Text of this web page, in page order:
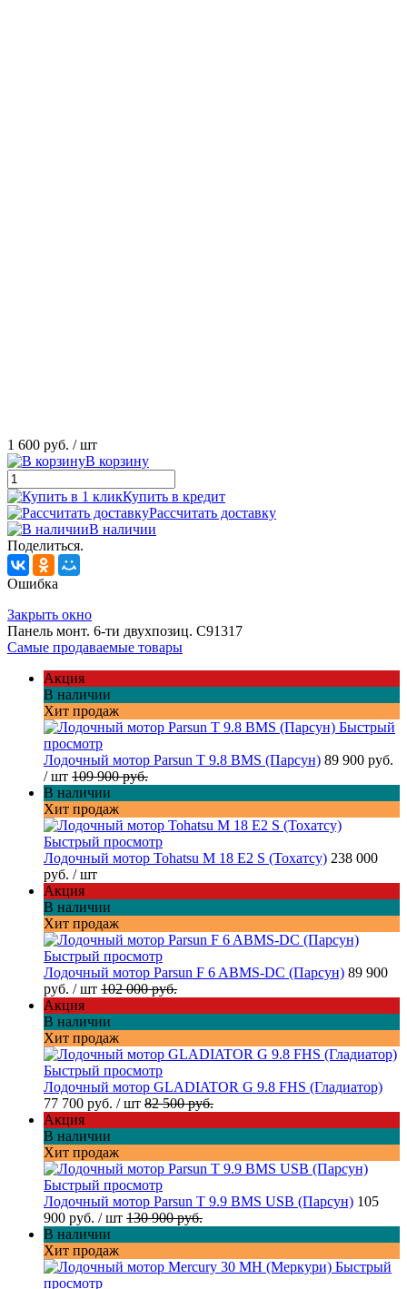
1 600 руб. / шт
В корзину
Купить в кредит
Рассчитать доставку
В наличии
Поделиться.
Ошибка
Закрыть окно
Панель монт. 6-ти двухпозиц. С91317
Самые продаваемые товары
Акция
В наличии
Хит продаж
Быстрый
просмотр
Лодочный мотор Parsun T 9.8 BMS (Парсун) 89 900 руб.
/ шт 109 900 руб.
В наличии
Хит продаж
Быстрый просмотр
Лодочный мотор Tohatsu M 18 E2 S (Тохатсу) 238 000
руб. / шт
Акция
В наличии
Хит продаж
Быстрый просмотр
Лодочный мотор Parsun F 6 ABMS-DC (Парсун) 89 900
руб. / шт 102 000 руб.
Акция
В наличии
Хит продаж
Быстрый просмотр
Лодочный мотор GLADIATOR G 9.8 FHS (Гладиатор)
77 700 руб. / шт 82 500 руб.
Акция
В наличии
Хит продаж
Быстрый просмотр
Лодочный мотор Parsun T 9.9 BMS USB (Парсун) 105
900 руб. / шт 130 900 руб.
В наличии
Хит продаж
Быстрый
просмотр